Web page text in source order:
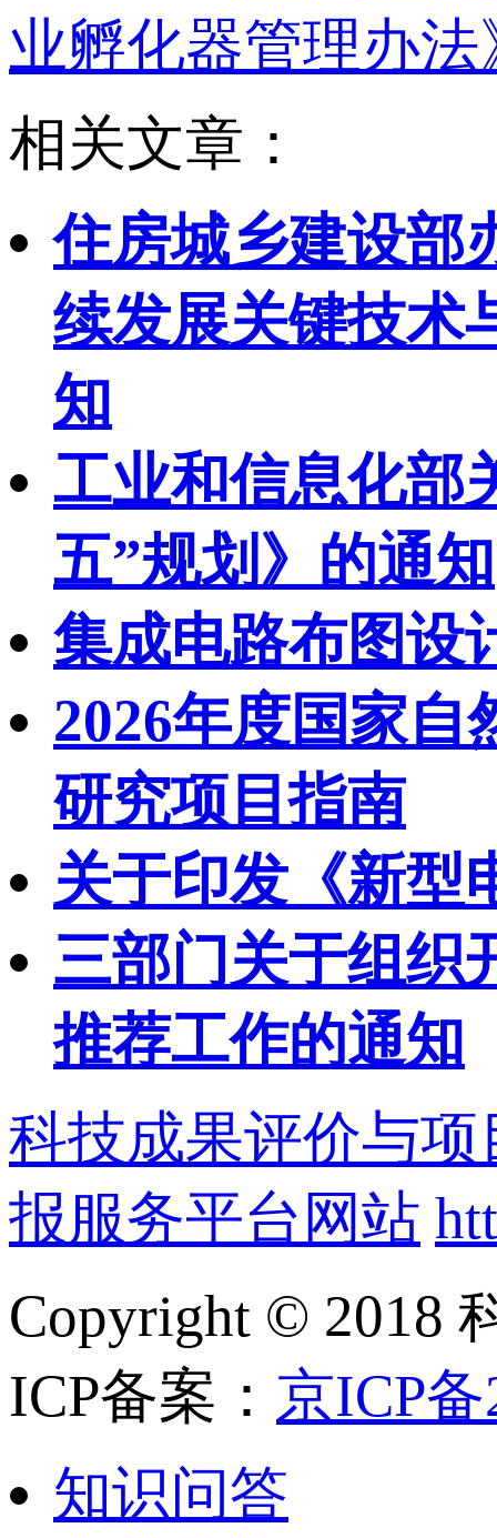
业孵化器管理办
相关文章：
住房城乡建设部
续发展关键技术
知
工业和信息化部
五”规划》的通知
集成电路布图设
2026年度国家
研究项目指南
关于印发《新型
三部门关于组织
推荐工作的通知
科技成果评价与
报服务平台网站
Copyright © 2018
ICP备案： 京ICP
知识问答